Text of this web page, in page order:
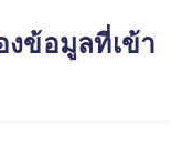
งข้อมูลที่เข้า